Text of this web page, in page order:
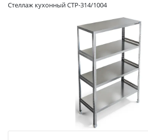
Стеллаж кухонный СТР-314/1004